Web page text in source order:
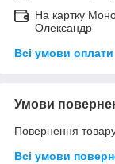
На картку
Олександр
Всі умови оплати
Умови
Повернення
Всі умови